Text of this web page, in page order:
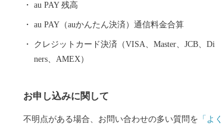
す。 燕産の金属洋食器・金属ハウスウェアを使え
ば、ご家庭での食事も高級レストランでのディナーに
早がわり！ そのほか、伝統工芸品の鎚起銅器、美味
au PAY 残高
au PAY（auかんたん決済）通信料金合算
クレジットカード決済（VISA、Master、JCB、Di
ners、AMEX）
お申し込みに関して
不明点がある場合、お問い合わせの多い質問を 「よく